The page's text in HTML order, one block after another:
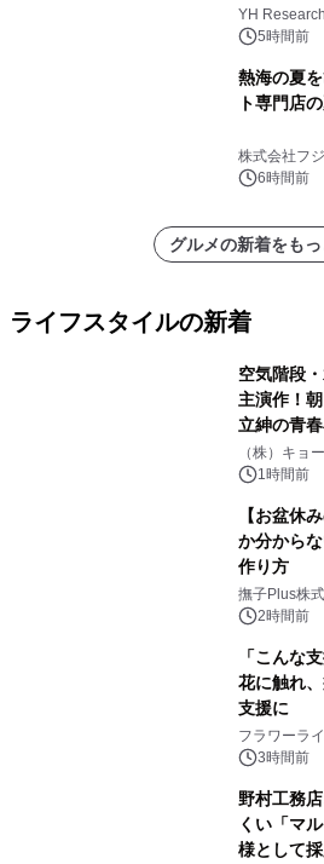
YH
5時間前
熱海の夏
ト専門店
株式会社フ
6時間前
グルメの新着をも
ライフスタイルの新着
空気階段
主演作！
立紳の青
マジで来
（株）キョ
1時間前
【お盆休
か分から
作り方
撫子Plus株
2時間前
「こんな
花に触れ
支援に
フラワーラ
3時間前
野村工務
くい「マ
様として